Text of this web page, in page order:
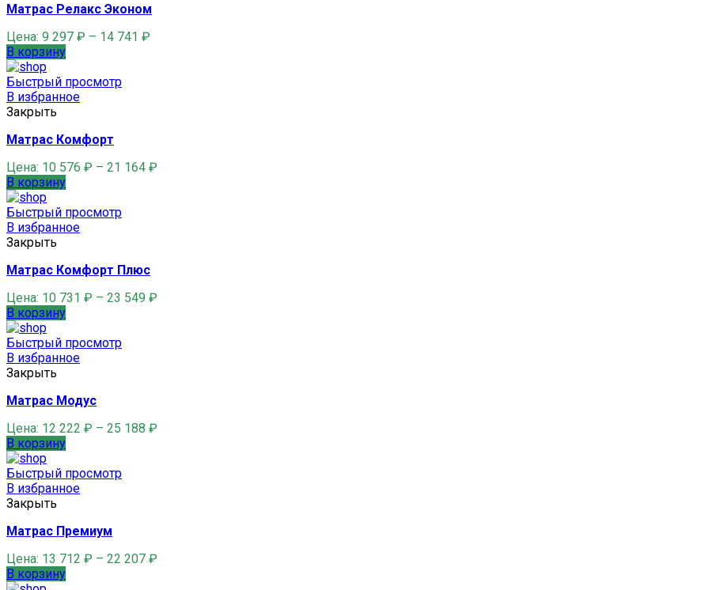
Матрас Релакс Эконом
Цена: 9 297 ₽ – 14 741 ₽
В корзину
Быстрый просмотр
В избранное
Закрыть
Матрас Комфорт
Цена: 10 576 ₽ – 21 164 ₽
В корзину
Быстрый просмотр
В избранное
Закрыть
Матрас Комфорт Плюс
Цена: 10 731 ₽ – 23 549 ₽
В корзину
Быстрый просмотр
В избранное
Закрыть
Матрас Модус
Цена: 12 222 ₽ – 25 188 ₽
В корзину
Быстрый просмотр
В избранное
Закрыть
Матрас Премиум
Цена: 13 712 ₽ – 22 207 ₽
В корзину